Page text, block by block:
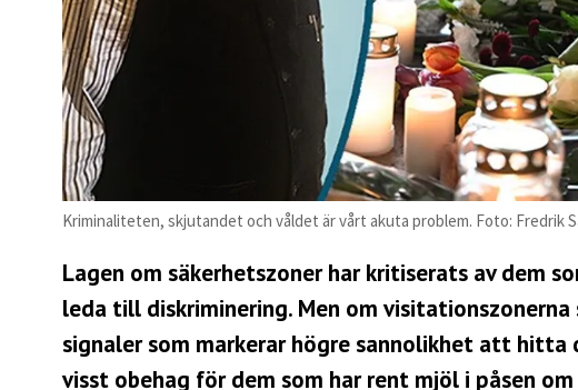
Kriminaliteten, skjutandet och våldet är vårt akuta problem. Foto: Fredrik
Lagen om säkerhetszoner har kritiserats av dem
leda till diskriminering. Men om
signaler som markerar högre sannolikhet att
visst obehag för dem som har rent mjöl i påsen